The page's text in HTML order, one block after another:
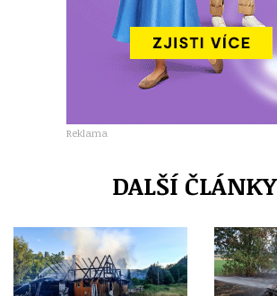
Reklama
DALŠÍ ČLÁNKY